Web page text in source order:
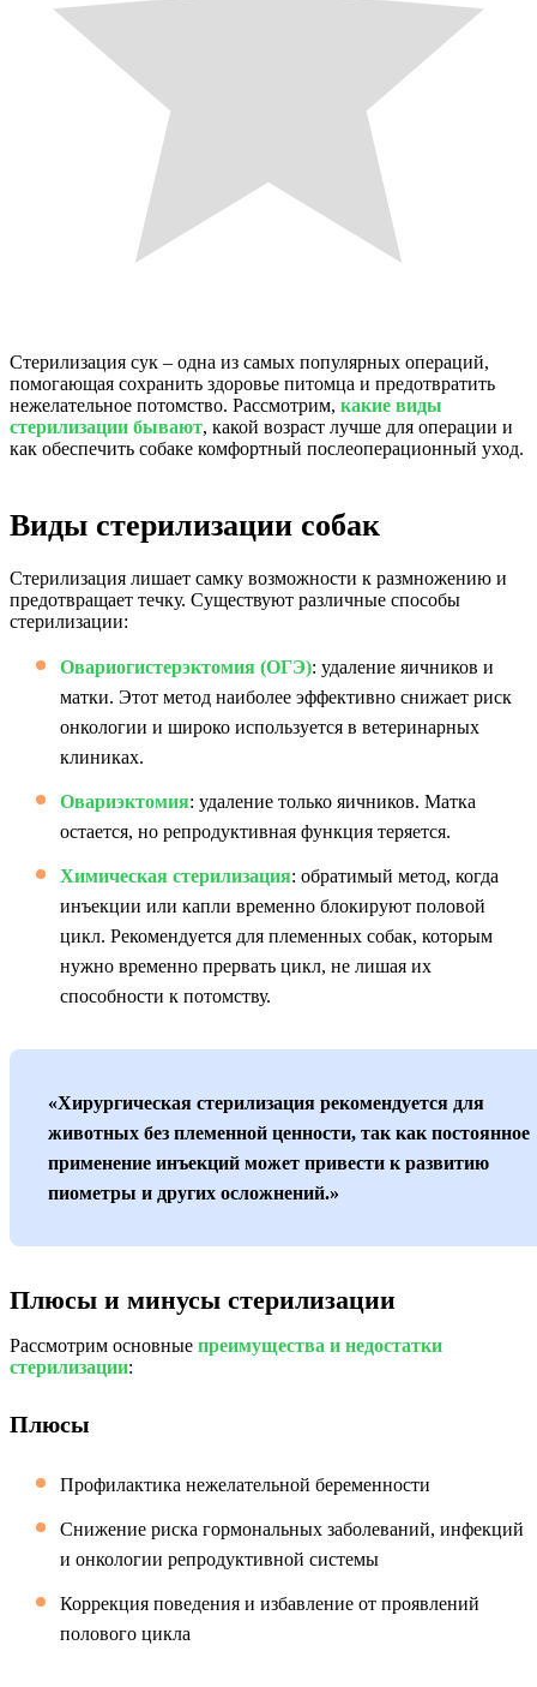
Стерилизация сук – одна из самых популярных операций,
помогающая сохранить здоровье питомца и предотвратить
нежелательное потомство. Рассмотрим, какие виды
стерилизации бывают, какой возраст лучше для операции и
как обеспечить собаке комфортный послеоперационный уход.
Виды стерилизации собак
Стерилизация лишает самку возможности к размножению и
предотвращает течку. Существуют различные способы
стерилизации:
Овариогистерэктомия (ОГЭ): удаление яичников и
матки. Этот метод наиболее эффективно снижает риск
онкологии и широко используется в ветеринарных
клиниках.
Овариэктомия: удаление только яичников. Матка
остается, но репродуктивная функция теряется.
Химическая стерилизация: обратимый метод, когда
инъекции или капли временно блокируют половой
цикл. Рекомендуется для племенных собак, которым
нужно временно прервать цикл, не лишая их
способности к потомству.
«Хирургическая стерилизация рекомендуется для
животных без племенной ценности, так как постоянное
применение инъекций может привести к развитию
пиометры и других осложнений.»
Плюсы и минусы стерилизации
Рассмотрим основные преимущества и недостатки
стерилизации:
Плюсы
Профилактика нежелательной беременности
Снижение риска гормональных заболеваний, инфекций
и онкологии репродуктивной системы
Коррекция поведения и избавление от проявлений
полового цикла